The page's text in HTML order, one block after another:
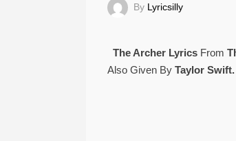
By Lyricsilly
The Archer LyricsFrom
Also Given By Taylor